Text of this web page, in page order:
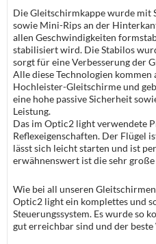
Die Gleitschirmkappe wurde mit
sowie Mini-Rips an der
allen Geschwindigkeiten
stabilisiert wird. Die Stabilos
sorgt für eine Verbesserung der
Alle diese Technologien
Hochleister-Gleitschirme und
eine hohe passive Sicherheit
Leistung.
Das im Optic2 light verwendete
Reflexeigenschaften. Der Flügel
lässt sich leicht starten und ist
erwähnenswert ist die sehr
Wie bei all unseren
Optic2 light ein komplettes und
Steuerungssystem. Es wurde so
gut erreichbar sind und der